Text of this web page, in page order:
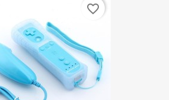
favorite_border